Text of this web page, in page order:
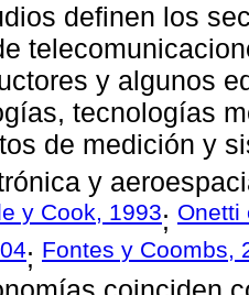
definen los
y algunos
tecnologías
de medición y
y
y Cook, 1993; Onetti
; Fontes y Coombs,